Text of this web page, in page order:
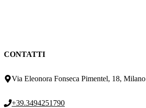
CONTATTI
Via Eleonora Fonseca Pimentel, 18, Milano
+39.3494251790